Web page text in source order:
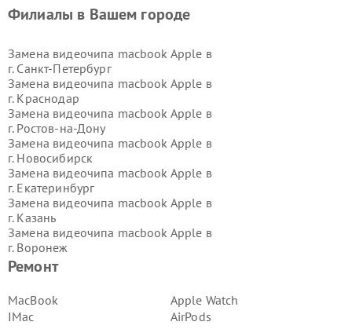
Ремонт
MacBook
IMac
Apple Watch
AirPods
Филиалы в Вашем городе
Замена видеочипа macbook Apple в
г. Санкт-Петербург
Замена видеочипа macbook Apple в
г. Краснодар
Замена видеочипа macbook Apple в
г. Ростов-на-Дону
Замена видеочипа macbook Apple в
г. Новосибирск
Замена видеочипа macbook Apple в
г. Екатеринбург
Замена видеочипа macbook Apple в
г. Казань
Замена видеочипа macbook Apple в
г. Воронеж
Замена видеочипа macbook Apple в
Замена видеочипа macbook Apple в
г.Самара
Замена видеочипа macbook Apple в